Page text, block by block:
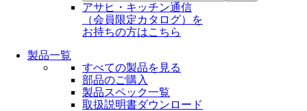
アサヒ・キッチン通信
（会員限定カタログ）を
お持ちの方はこちら
製品一覧
すべての製品を見る
部品のご購入
製品スペック一覧
取扱説明書ダウンロード